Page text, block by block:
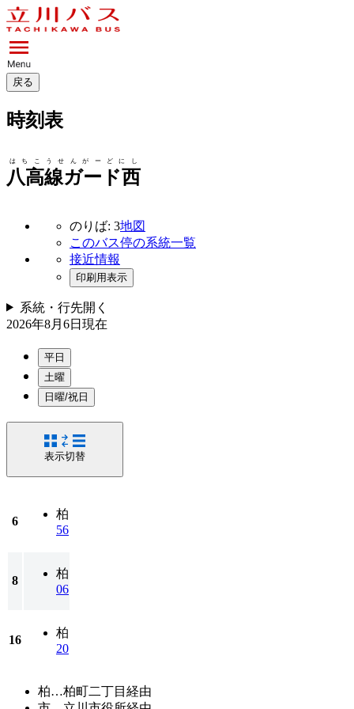
戻る
時刻表
八高線ガード西
はちこうせんがーどにし
のりば: 3地図
このバス停の系統一覧
接近情報
印刷用表示
系統・行先開く
2026年8月6日 現在
平日
土曜
日曜/祝日
表示切替
6
柏
56
8
柏
06
16
柏
20
柏…柏町二丁目経由